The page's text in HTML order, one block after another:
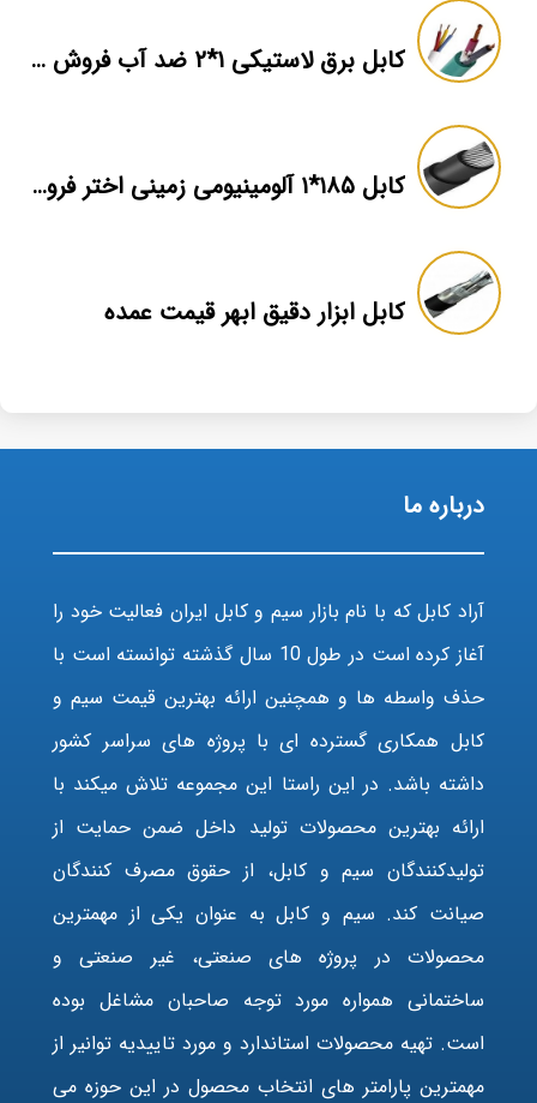
کابل برق لاستیکی ۱*۲ ضد آب فروش عمده
کابل ۱۸۵*۱ آلومینیومی زمینی اختر فروش عمده
کابل ابزار دقیق ابهر قیمت عمده
درباره ما
آراد کابل که با نام بازار سیم و کابل ایران فعالیت خود را
آغاز کرده است در طول 10 سال گذشته توانسته است با
حذف واسطه ها و همچنین ارائه بهترین قیمت سیم و
کابل همکاری گسترده ای با پروژه های سراسر کشور
داشته باشد. در این راستا این مجموعه تلاش میکند با
ارائه بهترین محصولات تولید داخل ضمن حمایت از
تولیدکنندگان سیم و کابل، از حقوق مصرف کنندگان
صیانت کند. سیم و کابل به عنوان یکی از مهمترین
محصولات در پروژه های صنعتی، غیر صنعتی و
ساختمانی همواره مورد توجه صاحبان مشاغل بوده
است. تهیه محصولات استاندارد و مورد تاییدیه توانیر از
مهمترین پارامتر های انتخاب محصول در این حوزه می